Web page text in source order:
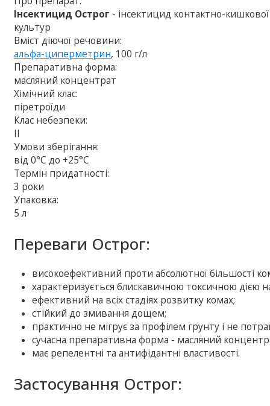
Інсектицид Острог - інсектицид контактно-
культур
Вміст діючої речовини:
альфа-циперметрин, 100 г/л
Препаративна форма:
масляний концентрат
Хімічний клас:
піретроїди
Клас небезпеки:
ІІ
Умови зберігання:
від 0°С до +25°С
Термін придатності:
3 роки
Упаковка:
5 л
Переваги Острог:
високоефективний проти абсолютної більшості
характеризується блискавичною токсичною дією
ефективний на всіх стадіях розвитку комах;
стійкий до змивання дощем;
практично не мігрує за профілем грунту і не
сучасна препаративна форма - масляний
має репелентні та антифідантні властивості.
Застосування Острог: